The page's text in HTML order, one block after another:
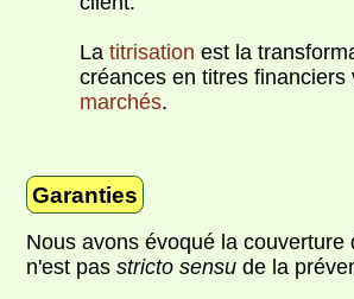
La titrisation est la
créances en titres financiers
marchés.
Garanties
Nous avons évoqué la couverture
n'est passtricto sensu de la